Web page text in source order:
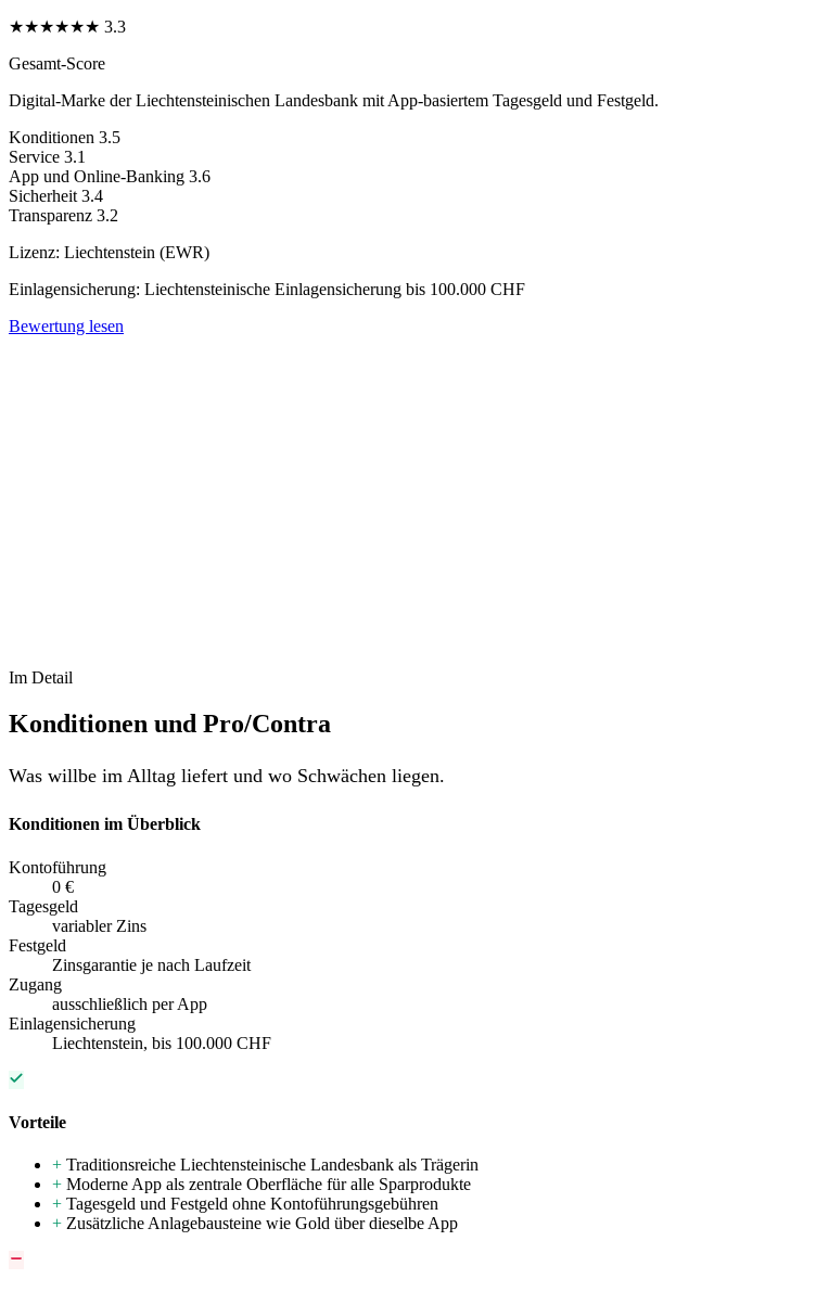
★★★★★★ 3.3
Gesamt-Score
Digital-Marke der Liechtensteinischen Landesbank mit App-basiertem Tagesgeld und Festgeld.
Konditionen 3.5
Service 3.1
App und Online-Banking 3.6
Sicherheit 3.4
Transparenz 3.2
Lizenz: Liechtenstein (EWR)
Einlagensicherung: Liechtensteinische Einlagensicherung bis 100.000 CHF
Bewertung lesen
Im Detail
Konditionen und Pro/Contra
Was willbe im Alltag liefert und wo Schwächen liegen.
Konditionen im Überblick
Kontoführung
0 €
Tagesgeld
variabler Zins
Festgeld
Zinsgarantie je nach Laufzeit
Zugang
ausschließlich per App
Einlagensicherung
Liechtenstein, bis 100.000 CHF
Vorteile
+ Traditionsreiche Liechtensteinische Landesbank als Trägerin
+ Moderne App als zentrale Oberfläche für alle Sparprodukte
+ Tagesgeld und Festgeld ohne Kontoführungsgebühren
+ Zusätzliche Anlagebausteine wie Gold über dieselbe App